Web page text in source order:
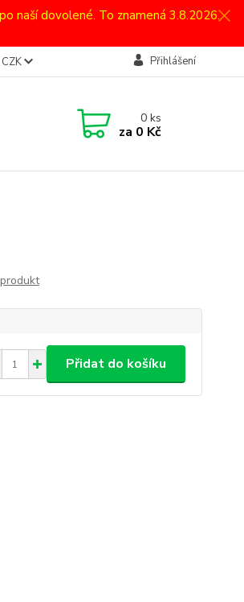
naší dovolené. To znamená 3.8.2026.
CZK Přihlášení
0ks
za 0 Kč
Přidat do košíku